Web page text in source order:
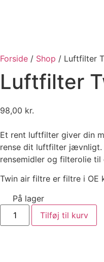
Forside / Shop / Luftfilter
Luftfilter
98,00 kr.
Et rent luftfilter giver din
rense dit luftfilter
rensemidler og filterolie til
Twin air filtre er filtre i OE
På lager
Tilføj til kurv